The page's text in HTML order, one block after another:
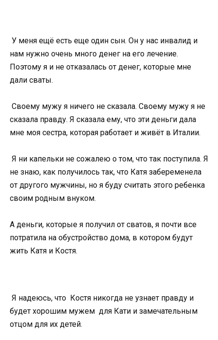
У меня ещё есть еще один сын. Он у нас инвалид и
нам нужно очень много денег на его лечение.
Поэтому я и не отказалась от денег, которые мне
дали сваты.
Своему мужу я ничего не сказала. Своему мужу я не
сказала правду. Я сказала ему, что эти деньги дала
мне моя сестра, которая работает и живёт в Италии.
Я ни капельки не сожалею о том, что так поступила. Я
не знаю, как получилось так, что Катя забеременела
от другого мужчины, но я буду считать этого ребенка
своим родным внуком.
А деньги, которые я получил от сватов, я почти все
потратила на обустройство дома, в котором будут
жить Катя и Костя.
Я надеюсь, что Костя никогда не узнает правду и
будет хорошим мужем для Кати и замечательным
отцом для их детей.